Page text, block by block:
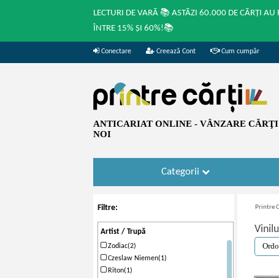
LECTURI DE VARĂ 📚 ASTĂZI 60.000 DE CĂRȚI AU
ÎNTRE 15% ȘI 60%!📚
Conectare Creează Cont Cum cumpăr
ANTICARIAT ONLINE - VÂNZARE
NOI
Categorii
Filtre:
Artist / Trupă
Zodiac(2)
Czeslaw Niemen(1)
Riton(1)
Printre